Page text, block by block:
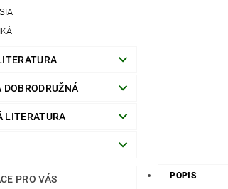
DOBRODRUŽNÁ
LITERATURA
PRO VÁS POPIS